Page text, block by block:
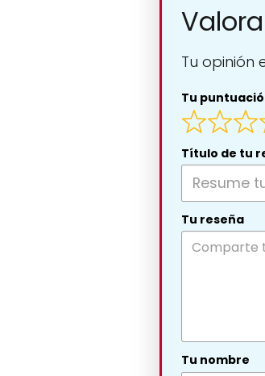
Tu opinión
Tu
Título de tu
Tu reseña
Tu nombre